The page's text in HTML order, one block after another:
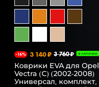
-16% 3 140 ₽ 3 760 ₽ В НАЛИЧИИ
Коврики EVA для Opel
Vectra (C) (2002-2008)
Универсал, комплект,